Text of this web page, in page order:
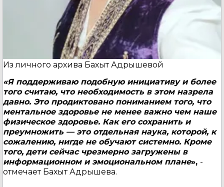
Из личного архива Бахыт Адрышевой
«Я поддерживаю подобную инициативу и более
того считаю, что необходимость в этом назрела
давно. Это продиктовано пониманием того, что
ментальное здоровье не менее важно чем наше
физическое здоровье. Как его сохранить и
преумножить — это отдельная наука, которой, к
сожалению, нигде не обучают системно. Кроме
того, дети сейчас чрезмерно загружены в
информационном и эмоциональном плане», -
отмечает Бахыт Адрышева.